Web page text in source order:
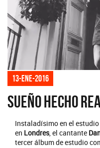
13-ene-2016
Sueño hecho
Instaladísimo en el estudio
en Londres, el cantante
tercer álbum de estudio